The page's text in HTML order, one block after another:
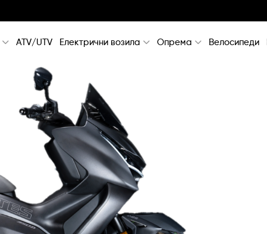
ATV/UTV Електрични возила Опрема Велосипеди